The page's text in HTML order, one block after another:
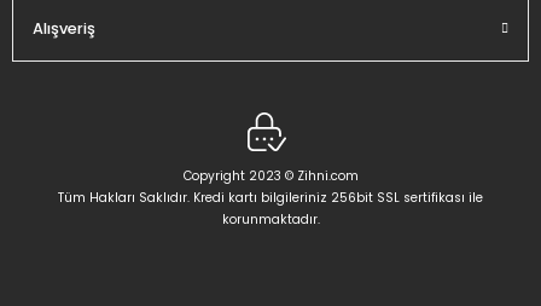
Alışveriş
Copyright 2023 © Zihni.com
Tüm Hakları Saklıdır. Kredi kartı bilgileriniz 256bit SSL sertifikası ile
korunmaktadır.